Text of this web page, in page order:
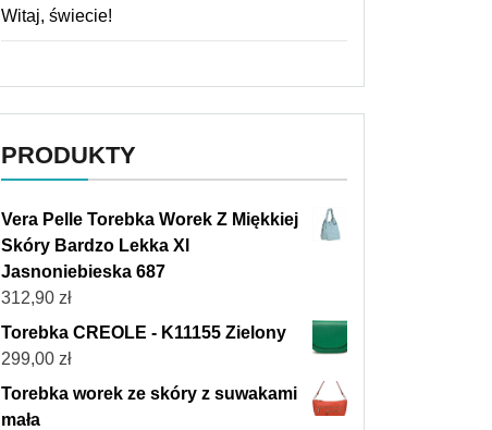
Witaj, świecie!
PRODUKTY
Vera Pelle Torebka Worek Z Miękkiej
Skóry Bardzo Lekka Xl
Jasnoniebieska 687
312,90 zł
Torebka CREOLE - K11155 Zielony
299,00 zł
Torebka worek ze skóry z suwakami
mała